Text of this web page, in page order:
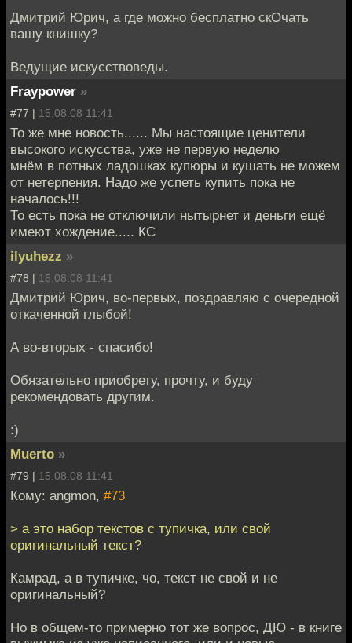
Дмитрий Юрич, а где можно бесплатно скОчать
вашу книшку?
Ведущие искусствоведы.
Fraypower »
#77 | 15.08.08 11:41
То же мне новость...... Мы настоящие ценители
высокого искусства, уже не первую неделю
мнём в потных ладошках купюры и кушать не можем
от нетерпения. Надо же успеть купить пока не
началось!!!
То есть пока не отключили нытырнет и деньги ещё
имеют хождение..... КС
ilyuhezz »
#78 | 15.08.08 11:41
Дмитрий Юрич, во-первых, поздравляю с очередной
откаченной глыбой!
А во-вторых - спасибо!
Обязательно приобрету, прочту, и буду
рекомендовать другим.
:)
Muerto »
#79 | 15.08.08 11:41
Кому: angmon, #73
> а это набор текстов с тупичка, или свой
оригинальный текст?
Камрад, а в тупичке, чо, текст не свой и не
оригинальный?
Но в общем-то примерно тот же вопрос, ДЮ - в книге